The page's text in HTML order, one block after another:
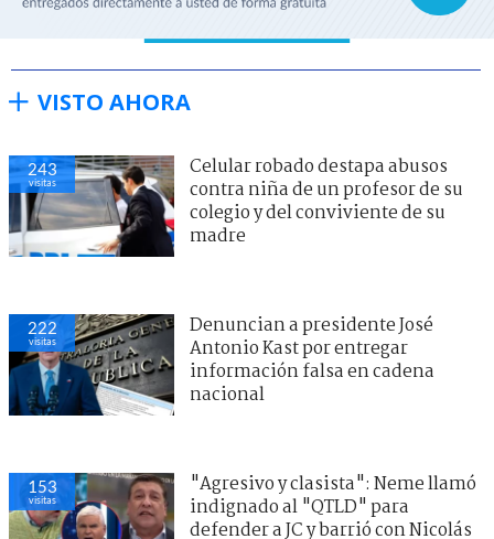
VISTO AHORA
243
visitas
Celular robado destapa abusos
contra niña de un profesor de su
colegio y del conviviente de su
madre
222
visitas
Denuncian a presidente José
Antonio Kast por entregar
información falsa en cadena
nacional
153
visitas
"Agresivo y clasista": Neme llamó
indignado al "QTLD" para
defender a JC y barrió con Nicolás